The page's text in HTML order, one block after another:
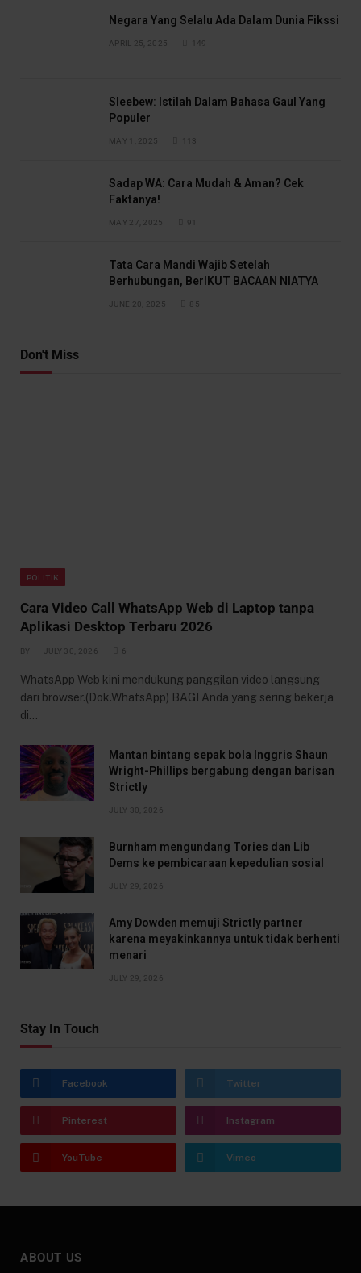
Negara Yang Selalu Ada Dalam Dunia Fikssi
APRIL 25, 2025 149
Sleebew: Istilah Dalam Bahasa Gaul Yang
Populer
MAY 1, 2025 113
Sadap WA: Cara Mudah & Aman? Cek
Faktanya!
MAY 27, 2025 91
Tata Cara Mandi Wajib Setelah
Berhubungan, BerIKUT BACAAN NIATYA
JUNE 20, 2025 85
Don't Miss
POLITIK
Cara Video Call WhatsApp Web di Laptop tanpa
Aplikasi Desktop Terbaru 2026
BY JULY 30, 2026 6
WhatsApp Web kini mendukung panggilan video langsung
dari browser.(Dok.WhatsApp) BAGI Anda yang sering bekerja
di…
Mantan bintang sepak bola Inggris Shaun
Wright-Phillips bergabung dengan barisan
Strictly
JULY 30, 2026
Burnham mengundang Tories dan Lib
Dems ke pembicaraan kepedulian sosial
JULY 29, 2026
Amy Dowden memuji Strictly partner
karena meyakinkannya untuk tidak berhenti
menari
JULY 29, 2026
Stay In Touch
Facebook Twitter
Pinterest Instagram
YouTube Vimeo
ABOUT US